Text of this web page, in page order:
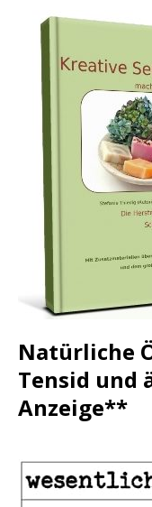
Natürliche
Tensid und
Anzeige**